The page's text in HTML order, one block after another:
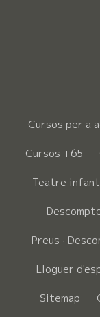
Cursos per a
Cursos +65
Teatre
Preus ·
Lloguer
Sitemap